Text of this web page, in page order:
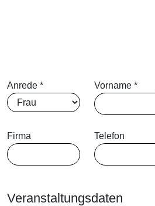
Anrede * Vorname*
Firma Telefon
Veranstaltungsdaten